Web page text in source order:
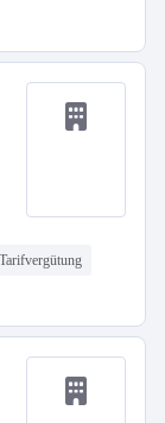
Tarifvergütung